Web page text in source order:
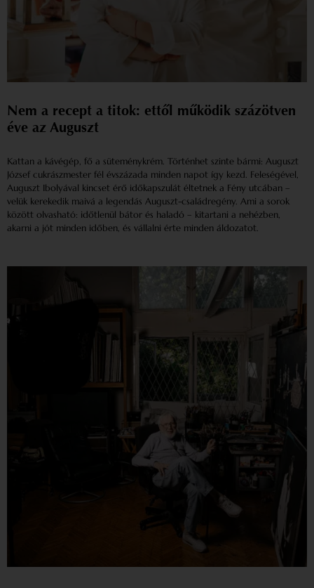
Nem a recept a titok: ettől működik százötven
éve az Auguszt
Kattan a kávégép, fő a süteménykrém. Történhet szinte bármi: Auguszt
József cukrászmester fél évszázada minden napot így kezd. Feleségével,
Auguszt Ibolyával kincset érő időkapszulát éltetnek a Fény utcában –
velük kerekedik maivá a legendás Auguszt-családregény. Ami a sorok
között olvasható: időtlenül bátor és haladó – kitartani a nehézben,
akarni a jót minden időben, és vállalni érte minden áldozatot.